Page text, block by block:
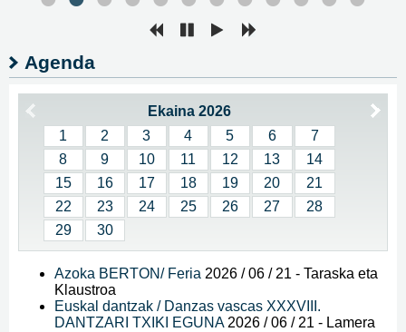
Agenda
Ekaina 2026
1
2 3 4 5 6
7
8
9 10 11 12 13
14
15
16 17 18 19 20
21
22
23 24 25 26 27
28
29
30
Azoka BERTON/ Feria 2026 / 06 / 21 - Taraska eta
Klaustroa
Euskal dantzak / Danzas vascas XXXVIII.
DANTZARI TXIKI EGUNA 2026 / 06 / 21 - Lamera